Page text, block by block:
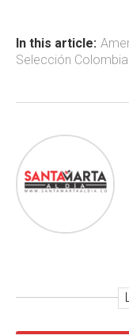
ok p
p
In this article:
Selección Colombia